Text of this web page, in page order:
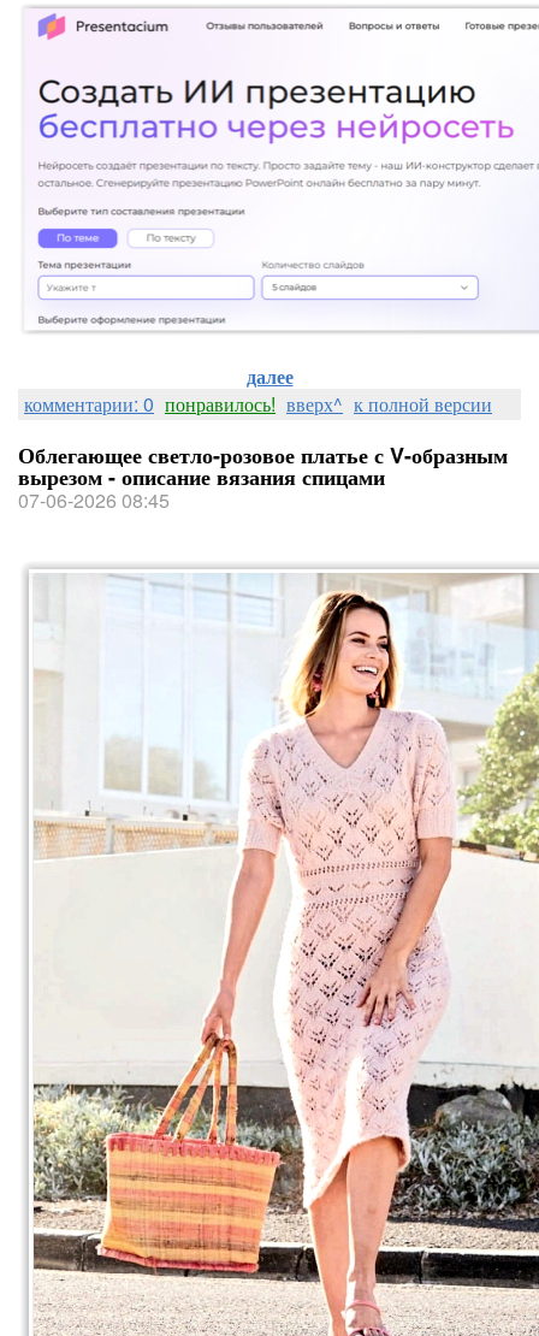
далее
комментарии: 0 понравилось! вверх^ к полной версии
Облегающее светло-розовое платье с V-образным
вырезом - описание вязания спицами
07-06-2026 08:45